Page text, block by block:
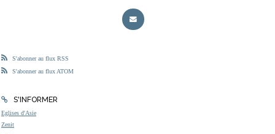
S'abonner au flux RSS
S'abonner au flux ATOM
S'INFORMER
Eglises d'Asie
Zenit